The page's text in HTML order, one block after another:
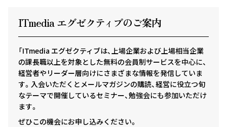
ITmedia エグゼクティ ブのご案内
「ITmedia エグゼクティブは、上場企業および上場相当企業
の課長職以上を対象とした無料の会員制サービスを中心に、
経営者やリーダー層向けにさまざまな情報を発信していま
す。入会いただくとメールマガジンの購読、経営に役立つ旬
なテーマで開催しているセミナー、勉強会にも参加いただけ
ます。
ぜひこの機会にお申し込みください。